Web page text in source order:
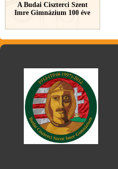
A Budai Ciszterci Szent
Imre Gimnázium 100 éve